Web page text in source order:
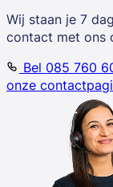
Wij staan je 7
contact met ons
Bel 085 760
onze